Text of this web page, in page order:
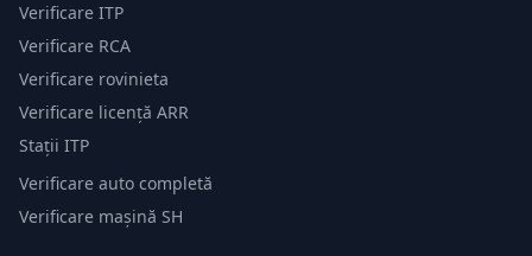
Verificare ITP
Verificare RCA
Verificare rovinieta
Verificare licență ARR
Stații ITP
Verificare auto completă
Verificare mașină SH